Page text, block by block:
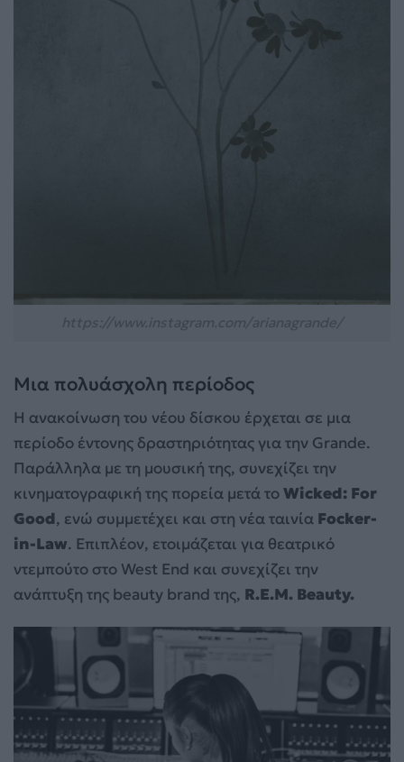
Μια πολυάσχολη περίοδος
Η ανακοίνωση του νέου δίσκου έρχεται σε μια
περίοδο έντονης δραστηριότητας για την Grande.
Παράλληλα με τη μουσική της, συνεχίζει την
κινηματογραφική της πορεία μετά τοWicked: For
Good, ενώ συμμετέχει και στη νέα ταινία Focker-
in-Law. Επιπλέον, ετοιμάζεται για θεατρικό
ντεμπούτο στο West End και συνεχίζει την
ανάπτυξη της beauty brand της, R.E.M. Beauty.